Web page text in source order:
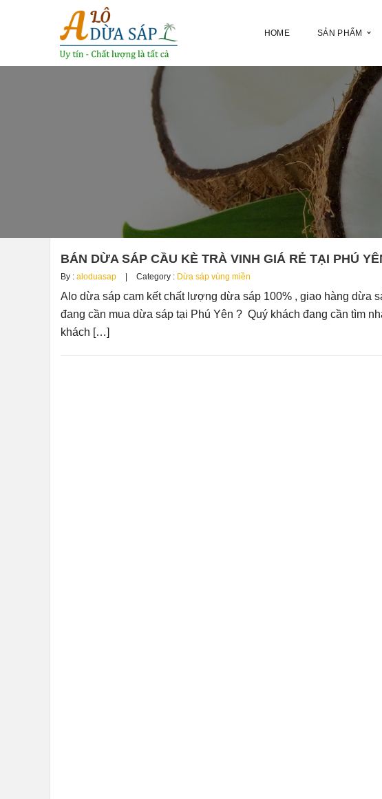
HOME SẢN PHẨM
BÁN DỪA SÁP CẦU KÈ TRÀ VINH GIÁ RẺ TẠI PHÚ
By : aloduasap Category : Dừa sáp vùng miền
Alo dừa sáp cam kết chất lượng dừa sáp 100% , giao hàng dừa
đang cần mua dừa sáp tại Phú Yên ? Quý khách đang cần tìm
khách […]